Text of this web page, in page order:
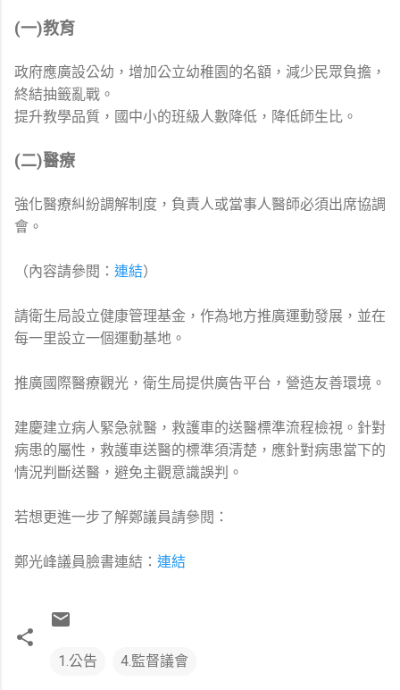
(一)教育
政府應廣設公幼，增加公立幼稚園的名額，減少民眾負擔，
終結抽籤亂戰。
提升教學品質，國中小的班級人數降低，降低師生比。
(二)醫療
強化醫療糾紛調解制度，負責人或當事人醫師必須出席協調
會。
（內容請參閱： 連結）
請衛生局設立健康管理基金，作為地方推廣運動發展，並在
每一里設立一個運動基地。
推廣國際醫療觀光，衛生局提供廣告平台，營造友善環境。
建慶建立病人緊急就醫，救護車的送醫標準流程檢視。針對
病患的屬性，救護車送醫的標準須清楚，應針對病患當下的
情況判斷送醫，避免主觀意識誤判。
若想更進一步了解鄭議員請參閱：
鄭光峰議員臉書連結： 連結
1.公告 4.監督議會